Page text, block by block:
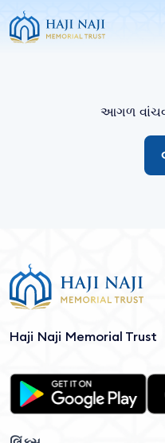
આગળ
Haji Naji Memorial Trust